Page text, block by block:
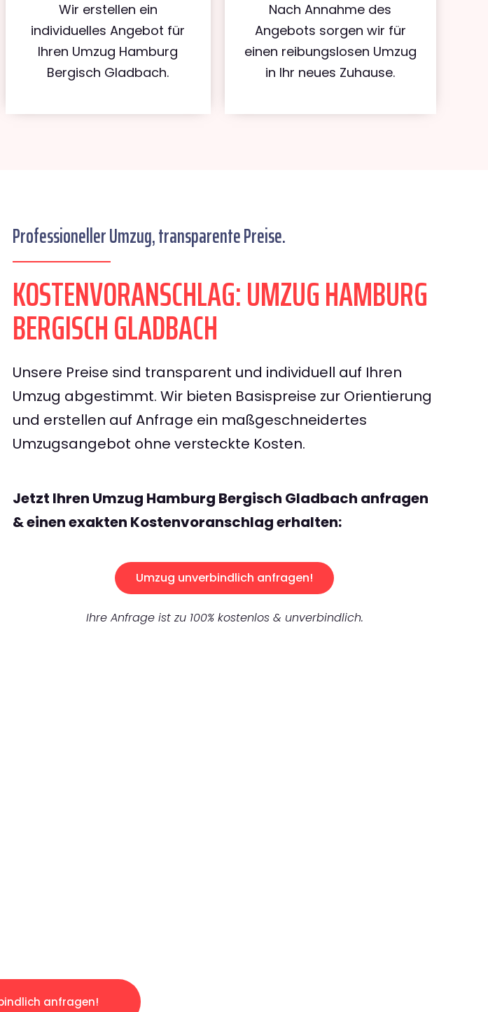
Wir erstellen ein
individuelles Angebot für
Ihren Umzug Hamburg
Bergisch Gladbach.
Nach Annahme des
Angebots sorgen wir für
einen reibungslosen Umzug
in Ihr neues Zuhause.
Professioneller Umzug, transparente Preise.
KOSTENVORANSCHLAG: UMZUG HAMBURG
BERGISCH GLADBACH
Unsere Preise sind transparent und individuell auf Ihren
Umzug abgestimmt. Wir bieten Basispreise zur Orientierung
und erstellen auf Anfrage ein maßgeschneidertes
Umzugsangebot ohne versteckte Kosten.
Jetzt Ihren Umzug Hamburg Bergisch Gladbach anfragen
& einen exakten Kostenvoranschlag erhalten:
Umzug unverbindlich anfragen!
Ihre Anfrage ist zu 100% kostenlos & unverbindlich.
anfragen!